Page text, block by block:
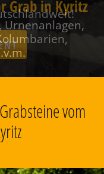
Grab in Kyritz
Urnenanlagen,
vom